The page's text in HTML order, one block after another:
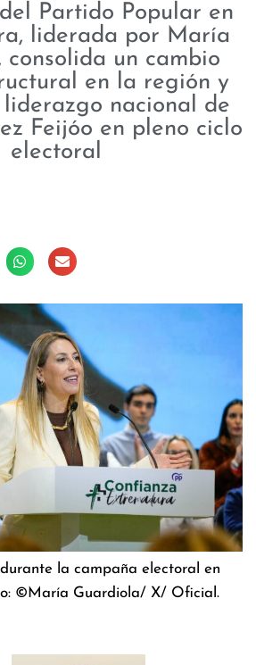
Partido Popular en
liderada por María
consolida un cambio
en la región y
nacional de
Feijóo en pleno ciclo
electoral
la campaña electoral en
©María Guardiola/ X/ Oficial.